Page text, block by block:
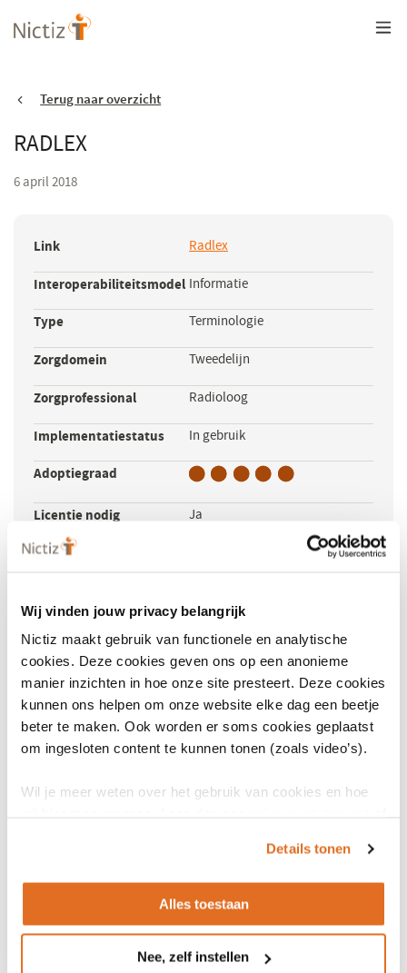
Wij vinden jouw privacy belangrijk
Nictiz maakt gebruik van functionele en analytische
cookies. Deze cookies geven ons op een anonieme
manier inzichten in hoe onze site presteert. Deze cookies
kunnen ons helpen om onze website elke dag een beetje
beter te maken. Ook worden er soms cookies geplaatst
om ingesloten content te kunnen tonen (zoals video’s).
Wil je meer weten over het gebruik van cookies en hoe
Details tonen
Alles toestaan
Nee, zelf instellen
Overslaan
en
gaanTerug naar overzicht
RADLEX
6 april 2018
Link Radlex
in
een
nieuw
Interoperabiliteitsmodel Informatie
Type Terminologie
Zorgdomein Tweedelijn
Zorgprofessional Radioloog
Implementatiestatus In gebruik
Adoptiegraad
Licentie nodig Ja
Businessmodel
Een complete lexicon voor
LinkedInYoutube